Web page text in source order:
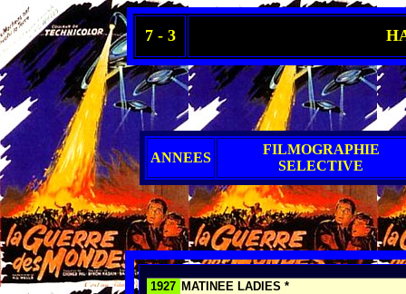
7 - 3
ANNEES
FILMOGRAPHIE
SELECTIVE
1927 MATINEE LADIES *